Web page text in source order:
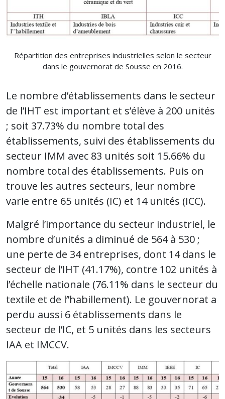
Répartition des entreprises industrielles selon le secteur
dans le gouvernorat de Sousse en 2016.
Le nombre d’établissements dans le secteur
de l’IHT est important et s’élève à 200 unités
; soit 37.73% du nombre total des
établissements, suivi des établissements du
secteur IMM avec 83 unités soit 15.66% du
nombre total des établissements. Puis on
trouve les autres secteurs, leur nombre
varie entre 65 unités (IC) et 14 unités (ICC).
Malgré l’importance du secteur industriel, le
nombre d’unités a diminué de 564 à 530 ;
une perte de 34 entreprises, dont 14 dans le
secteur de l’IHT (41.17%), contre 102 unités à
l’échelle nationale (76.11% dans le secteur du
textile et de l’’habillement). Le gouvernorat a
perdu aussi 6 établissements dans le
secteur de l’IC, et 5 unités dans les secteurs
IAA et IMCCV.